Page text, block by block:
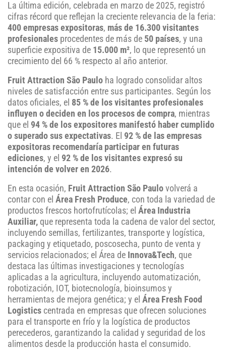
La última edición, celebrada en marzo de 2025, registró
cifras récord que reflejan la creciente relevancia de la feria:
400 empresas expositoras, más de 16.300 visitantes
profesionales procedentes de más de 50 países, y una
superficie expositiva de 15.000 m², lo que representó un
crecimiento del 66 % respecto al año anterior.
Fruit Attraction São Paulo ha logrado consolidar altos
niveles de satisfacción entre sus participantes. Según los
datos oficiales, el 85 % de los visitantes profesionales
influyen o deciden en los procesos de compra, mientras
que el 94 % de los expositores manifestó haber cumplido
o superado sus expectativas. El 92 % de las empresas
expositoras recomendaría participar en futuras
ediciones, y el 92 % de los visitantes expresó su
intención de volver en 2026.
En esta ocasión, Fruit Attraction São Paulo volverá a
contar con el Área Fresh Produce, con toda la variedad de
productos frescos hortofrutícolas; el Área Industria
Auxiliar, que representa toda la cadena de valor del sector,
incluyendo semillas, fertilizantes, transporte y logística,
packaging y etiquetado, poscosecha, punto de venta y
servicios relacionados; el Área de Innova&Tech, que
destaca las últimas investigaciones y tecnologías
aplicadas a la agricultura, incluyendo automatización,
robotización, IOT, biotecnología, bioinsumos y
herramientas de mejora genética; y el Área Fresh Food
Logistics centrada en empresas que ofrecen soluciones
para el transporte en frío y la logística de productos
perecederos, garantizando la calidad y seguridad de los
alimentos desde la producción hasta el consumido.